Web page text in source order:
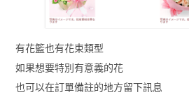
有花籃也有花束類型
如果想要特別有意義的花
也可以在訂單備註的地方留下訊息